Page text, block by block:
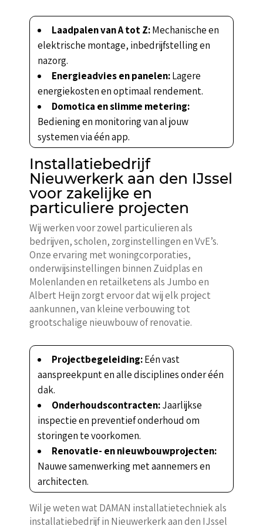
Laadpalen van A tot Z:Mechanische en
elektrische montage, inbedrijfstelling en
nazorg.
Energieadvies en panelen:Lagere
energiekosten en optimaal rendement.
Domotica en slimme metering:
Bediening en monitoring van al jouw
systemen via één app.
Installatiebedrijf
Nieuwerkerk aan den IJssel
voor zakelijke en
particuliere projecten
Wij werken voor zowel particulieren als
bedrijven, scholen, zorginstellingen en VvE’s.
Onze ervaring met woningcorporaties,
onderwijsinstellingen binnen Zuidplas en
Molenlanden en retailketens als Jumbo en
Albert Heijn zorgt ervoor dat wij elk project
aankunnen, van kleine verbouwing tot
grootschalige nieuwbouw of renovatie.
Projectbegeleiding:Eén vast
aanspreekpunt en alle disciplines onder één
dak.
Onderhoudscontracten:Jaarlijkse
inspectie en preventief onderhoud om
storingen te voorkomen.
Renovatie- en nieuwbouwprojecten:
Nauwe samenwerking met aannemers en
architecten.
Wil je weten wat DAMAN installatietechniek als
installatiebedrijf in Nieuwerkerk aan den IJssel